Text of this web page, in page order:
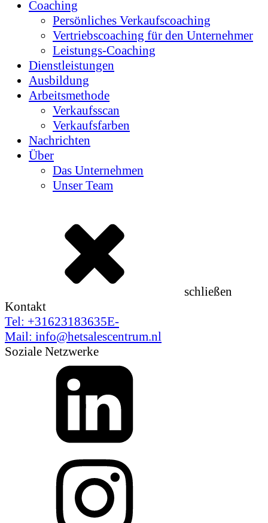
Coaching
Persönliches Verkaufscoaching
Vertriebscoaching für den Unternehmer
Leistungs-Coaching
Dienstleistungen
Ausbildung
Arbeitsmethode
Verkaufsscan
Verkaufsfarben
Nachrichten
Über
Das Unternehmen
Unser Team
schließen
Kontakt
Tel: +31623183635‬E-
Mail: info@hetsalescentrum.nl
Soziale Netzwerke